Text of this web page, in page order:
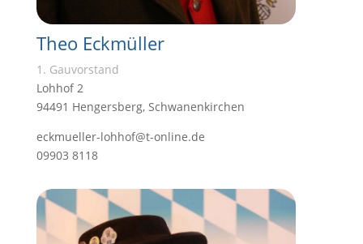
Theo Eckmüller
1. Gauvorstand
Lohhof 2
94491 Hengersberg, Schwanenkirchen
eckmueller-lohhof@t-online.de
09903 8118